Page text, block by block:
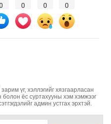
0 0 0
үг, хэллэгийг хязгаарласан
болон ёс суртахууны хэм хэмжээг
админ устгах эрхтэй.